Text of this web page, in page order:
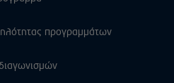
προγραμμάτων